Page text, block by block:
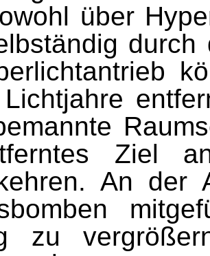
über
Ziel
An der
zu